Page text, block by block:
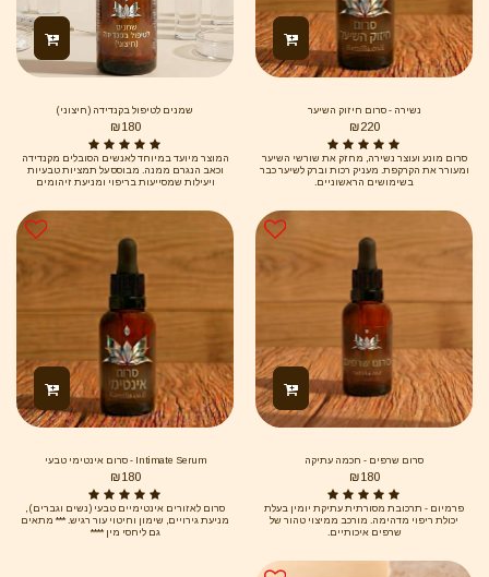
שרף מור שמן אובילפיחה שמן נר הלילה תשרית
קלנדולה שמן אתרי - קופאיבה שמן אתרי - ברוש
שמן אתרי- גרניום מצרי שמן אתרי – קמומיל גרמני
שמן אתרי - אכילאה אלף העלה שמן אתרי -
הליקריסום ויטמין E
נשירה - סרום חיזוק השיער
₪220
סרום מונע ועוצר נשירה, מחזק את שורשי השיער
ומעורר את הקרקפת. מעניק רכות וברק לשיער כבר
בשימושים הראשוניים.
שמנים לטיפול בקנדידה (חיצוני)
₪180
המוצר מיועד במיוחד לאנשים הסובלים מקנדידה
וכאב הנגרם ממנה. מבוסס על תמציות טבעיות
ויעילות שמסייעות בריפוי ומניעת זיהומים
סרום שרפים - חכמה עתיקה
₪180
פרמיום - תרכובת מסורתית עתיקת יומין בעלת
יכולת ריפוי מדהימה. מורכב ממיצוי טהור של
שרפים איכותיים.
Intimate Serum - סרום אינטימי טבעי
₪180
סרום לאזורים אינטימיים טבעי (נשים וגברים) ,
מניעת גירויים, שימון וחיטוי עור רגיש. *** מתאים
גם ליחסי מין ****